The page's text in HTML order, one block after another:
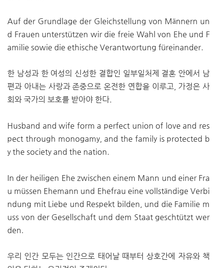
Auf der Grundlage der Gleichstellung von Männern un
d Frauen unterstützen wir die freie Wahl von Ehe und F
amilie sowie die ethische Verantwortung füreinander.
한 남성과 한 여성의 신성한 결합인 일부일처제 결혼 안에서 남
편과 아내는 사랑과 존중으로 온전한 연합을 이루고, 가정은 사
회와 국가의 보호를 받아야 한다.
Husband and wife form a perfect union of love and res
pect through monogamy, and the family is protected b
y the society and the nation.
In der heiligen Ehe zwischen einem Mann und einer Fra
u müssen Ehemann und Ehefrau eine vollständige Verbi
ndung mit Liebe und Respekt bilden, und die Familie m
uss von der Gesellschaft und dem Staat geschtützt wer
den.
우리 인간 모두는 인간으로 태어날 때부터 상호간에 자유와 책